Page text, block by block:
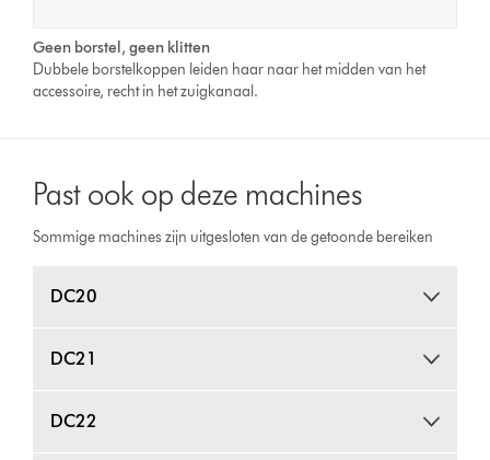
Geen borstel, geen klitten
Dubbele borstelkoppen leiden haar naar het midden van het
accessoire, recht in het zuigkanaal.
Past ook op deze machines
Sommige machines zijn uitgesloten van de getoonde bereiken
DC20
DC21
DC22